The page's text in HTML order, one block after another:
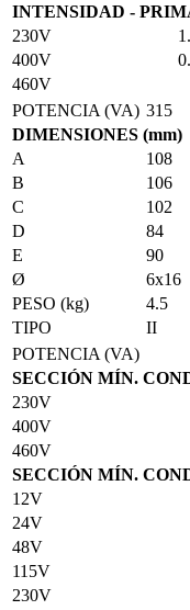
INTENSIDAD -
230V
400V
460V
POTENCIA (VA) 315
DIMENSIONES (mm)
A
108
B
106
C
102
D
84
E
90
Ø
6x16
PESO (kg)
4.5
TIPO
II
POTENCIA (VA)
SECCIÓN MÍN.
230V
400V
460V
SECCIÓN MÍN.
12V
24V
48V
115V
230V